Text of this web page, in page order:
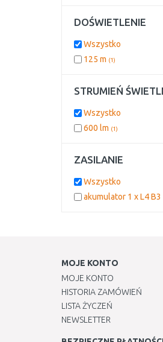
DOŚWIETLENIE
Wszystko
125 m (1)
STRUMIEŃ
Wszystko
600 lm (1)
ZASILANIE
Wszystko
akumulator 1 x L4 B3
MOJE KONTO
MOJE KONTO
HISTORIA ZAMÓWIEŃ
LISTA ŻYCZEŃ
NEWSLETTER